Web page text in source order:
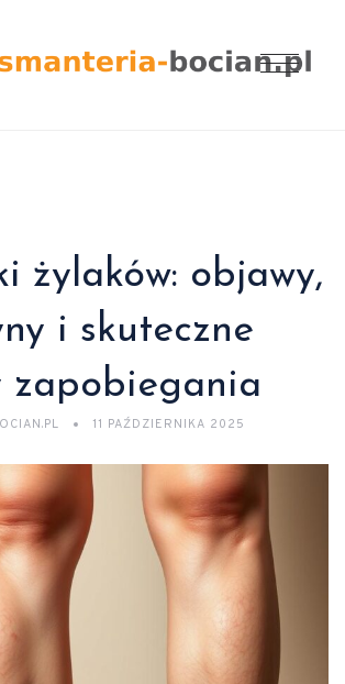
żylaków: objawy,
i skuteczne
zapobiegania
11 PAŹDZIERNIKA 2025